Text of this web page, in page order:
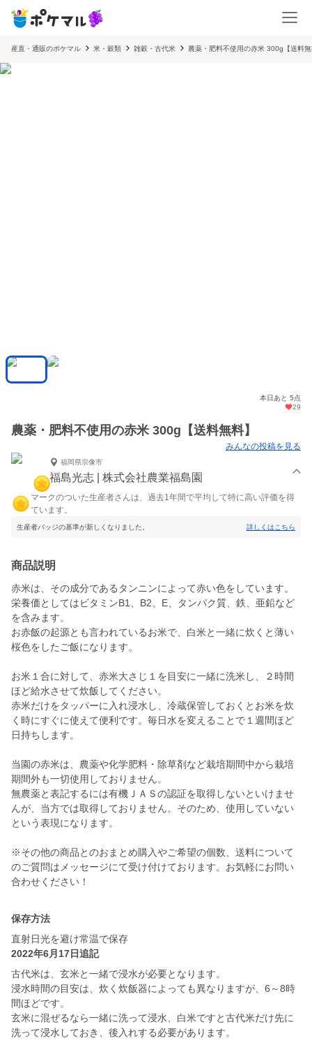
産直・通販のポケマル 米・穀類 雑穀・古代米 農薬・肥料不使用の赤米 300g【送料
本日あと 5点
29
農薬・肥料不使用の赤米 300g【送料無料】
みんなの投稿を見る
福岡県宗像市
福島光志 | 株式会社農業福島園
マークのついた生産者さんは、過去1年間で平均して特に高い評価を得
ています。
生産者バッジの基準が新しくなりました。 詳しくはこちら
商品説明
赤米は、その成分であるタンニンによって赤い色をしています。
栄養価としてはビタミンB1、B2、E、タンパク質、鉄、亜鉛など
を含みます。
お赤飯の起源とも言われているお米で、白米と一緒に炊くと薄い
桜色をしたご飯になります。
お米１合に対して、赤米大さじ１を目安に一緒に洗米し、２時間
ほど給水させて炊飯してください。
赤米だけをタッパーに入れ浸水し、冷蔵保管しておくとお米を炊
く時にすぐに使えて便利です。毎日水を変えることで１週間ほど
日持ちします。
当園の赤米は、農薬や化学肥料・除草剤など栽培期間中から栽培
期間外も一切使用しておりません。
無農薬と表記するには有機ＪＡＳの認証を取得しないといけませ
んが、当方では取得しておりません。そのため、使用していない
という表現になります。
※その他の商品とのおまとめ購入やご希望の個数、送料について
のご質問はメッセージにて受け付けております。お気軽にお問い
合わせください！
保存方法
直射日光を避け常温で保存
2022年6月17日追記
古代米は、玄米と一緒で浸水が必要となります。
浸水時間の目安は、炊く炊飯器によっても異なりますが、6～8時
間ほどです。
玄米に混ぜるなら一緒に洗って浸水、白米ですと古代米だけ先に
洗って浸水しておき、後入れする必要があります。